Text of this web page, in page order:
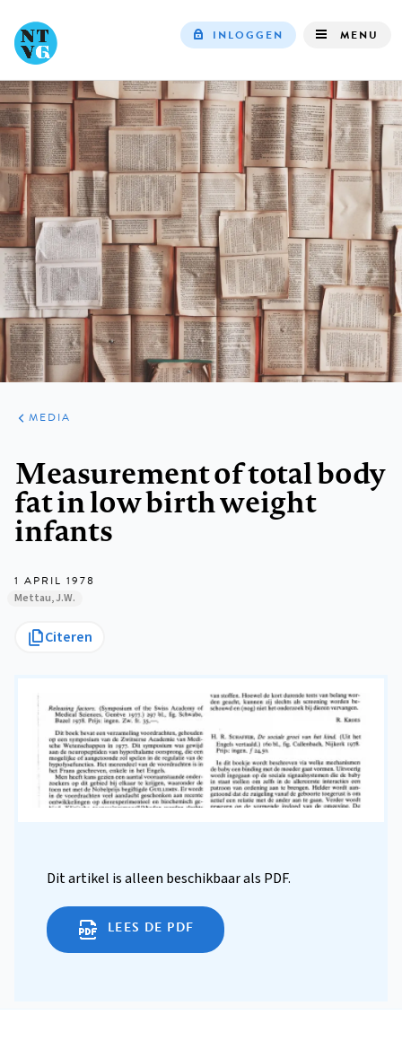
navigation
INLOGGEN MENU
ARTIKELEN
VARIA
MEDIA
Measurement of total body
fat in low birth weight
infants
1 APRIL 1978
Mettau, J.W.
Citeren
Dit artikel is alleen beschikbaar als PDF.
LEES DE PDF